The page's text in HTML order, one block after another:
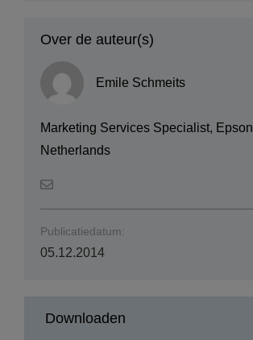
Over de auteur(s)
Emile Schmeits
Marketing Services Specialist, Epson
Netherlands
Publicatiedatum:
05.12.2014
Downloaden